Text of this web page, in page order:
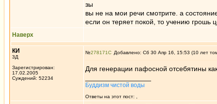
зы
вы не на мои речи смотрите. а
если он теряет покой, то учению грошь
Наверх
КИ
3Д
Зарегистрирован:
17.02.2005
Суждений: 52234
№278171 Добавлено: Сб 30 Апр 16, 15:53 (10 лет
Для генерации пафосной отсебятины
Буддизм чистой воды
Ответы на этот пост: